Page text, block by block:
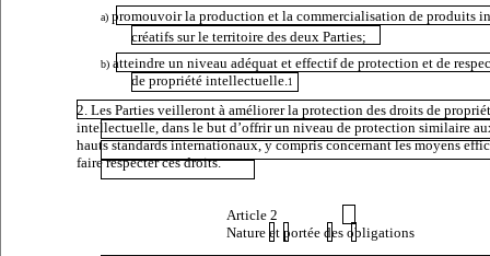
a) promouvoir la production et la commercialisation de produits
créatifs sur le territoire des deux Parties;
b) atteindre un niveau adéquat et effectif de protection et de
de propriété intellectuelle.1
2. Les Parties veilleront à améliorer la protection des droits de
intellectuelle, dans le but d’offrir un niveau de protection similaire
hauts standards internationaux, y compris concernant les moyens
faire respecter ces droits.
Article 2
Nature et portée des obligations